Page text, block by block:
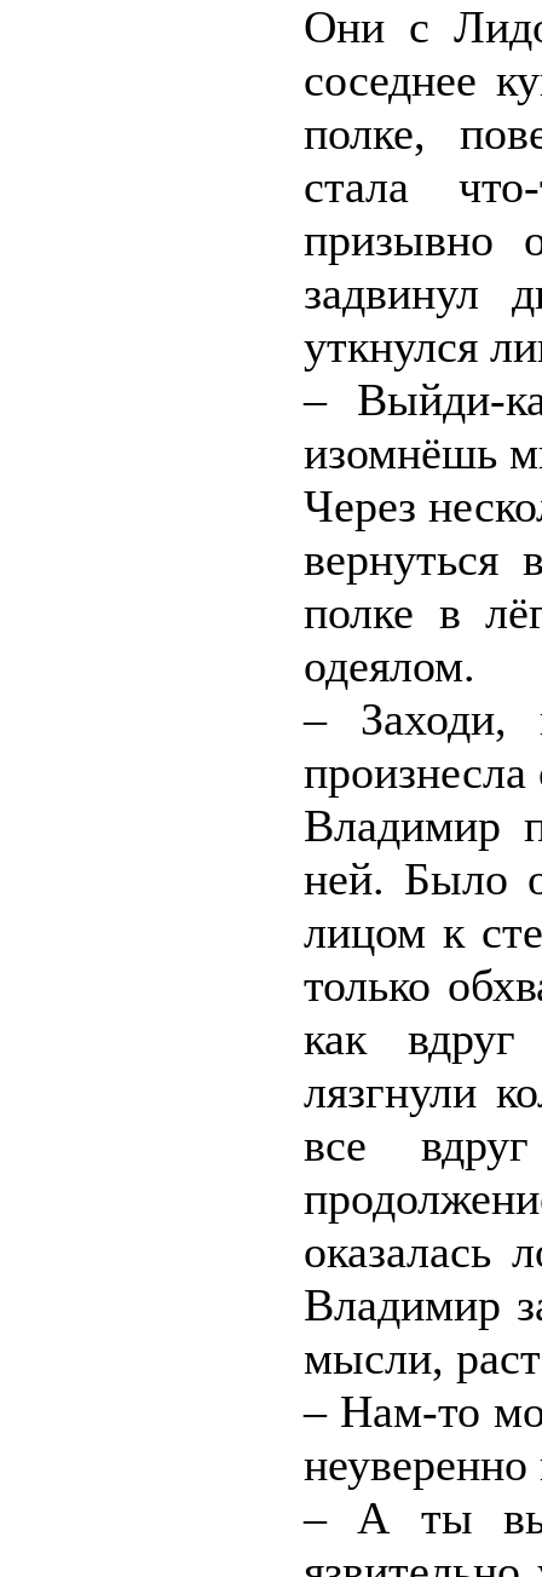
Они с
соседнее
полке,
стала
призывно
задвинул
уткнулся
– Выйди-
изомнёшь
Через
полке в
одеялом.
– Заходи,
произнесла
Владимир
ней. Было
лицом к
только
как вдруг
лязгнули
все
оказалась
Владимир
мысли,
– Нам-то
неуверенно
– А ты